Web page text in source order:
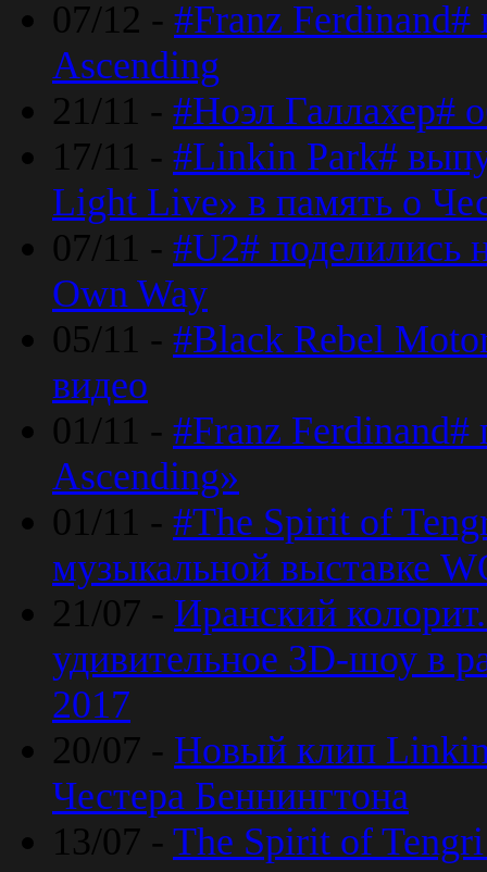
07/12 - #Franz
Ascending
21/11 - #Ноэл Галлахер#
17/11 - #Linkin Park#
Light Live» в память о
07/11 - #U2#
Own Way
05/11 - #Black Rebel
видео
01/11 - #Franz Ferdinand#
Ascending»
01/11 - #The Spirit of
музыкальной выставке
21/07 - Иранский
удивительное 3D-шоу в
2017
20/07 - Новый клип Linkin
Честера Беннингтона
13/07 - The Spirit of Tengri